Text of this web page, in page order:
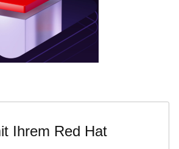
Ihrem Red Hat